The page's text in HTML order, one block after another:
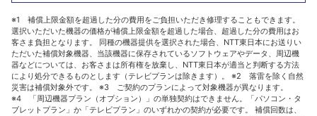
※1 補償上限金額を超過した分の費用をご負担いただき修理することもできます。
選択いただいた機器の価格が補償上限金額を超過した場合、超過した分の費用はお
客さま負担となります。 同種の機器提供を選択された場合、NTT東日本にお送りい
ただいた補償対象機器、当該機器に保存されているソフトウェアやデータ、周辺機
器などについては、お客さまは所有権を放棄し、NTT東日本が適当と判断する方法
により処分できるものとします（テレビプランは除きます）。 ※2 落雷を除く自然
災害は補償対象外です。 ※3 ご契約のプランによって対象機器が異なります。
※4 「周辺機器プラン（オプション）」の単独契約はできません。「パソコン・タ
ブレットプラン」か「テレビプラン」のいずれかの契約が必要です。 補償回数は、